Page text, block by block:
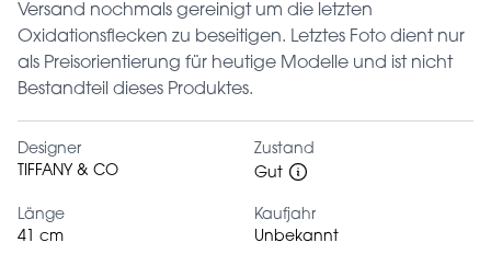
Versand nochmals gereinigt um die letzten
Oxidationsflecken zu beseitigen. Letztes Foto dient nur
als Preisorientierung für heutige Modelle und ist nicht
Bestandteil dieses Produktes.
Designer
TIFFANY & CO
Zustand
Gut
Länge
41 cm
Kaufjahr
Unbekannt